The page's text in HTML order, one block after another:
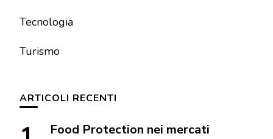
Tecnologia
Turismo
ARTICOLI RECENTI
Food Protection nei mercati